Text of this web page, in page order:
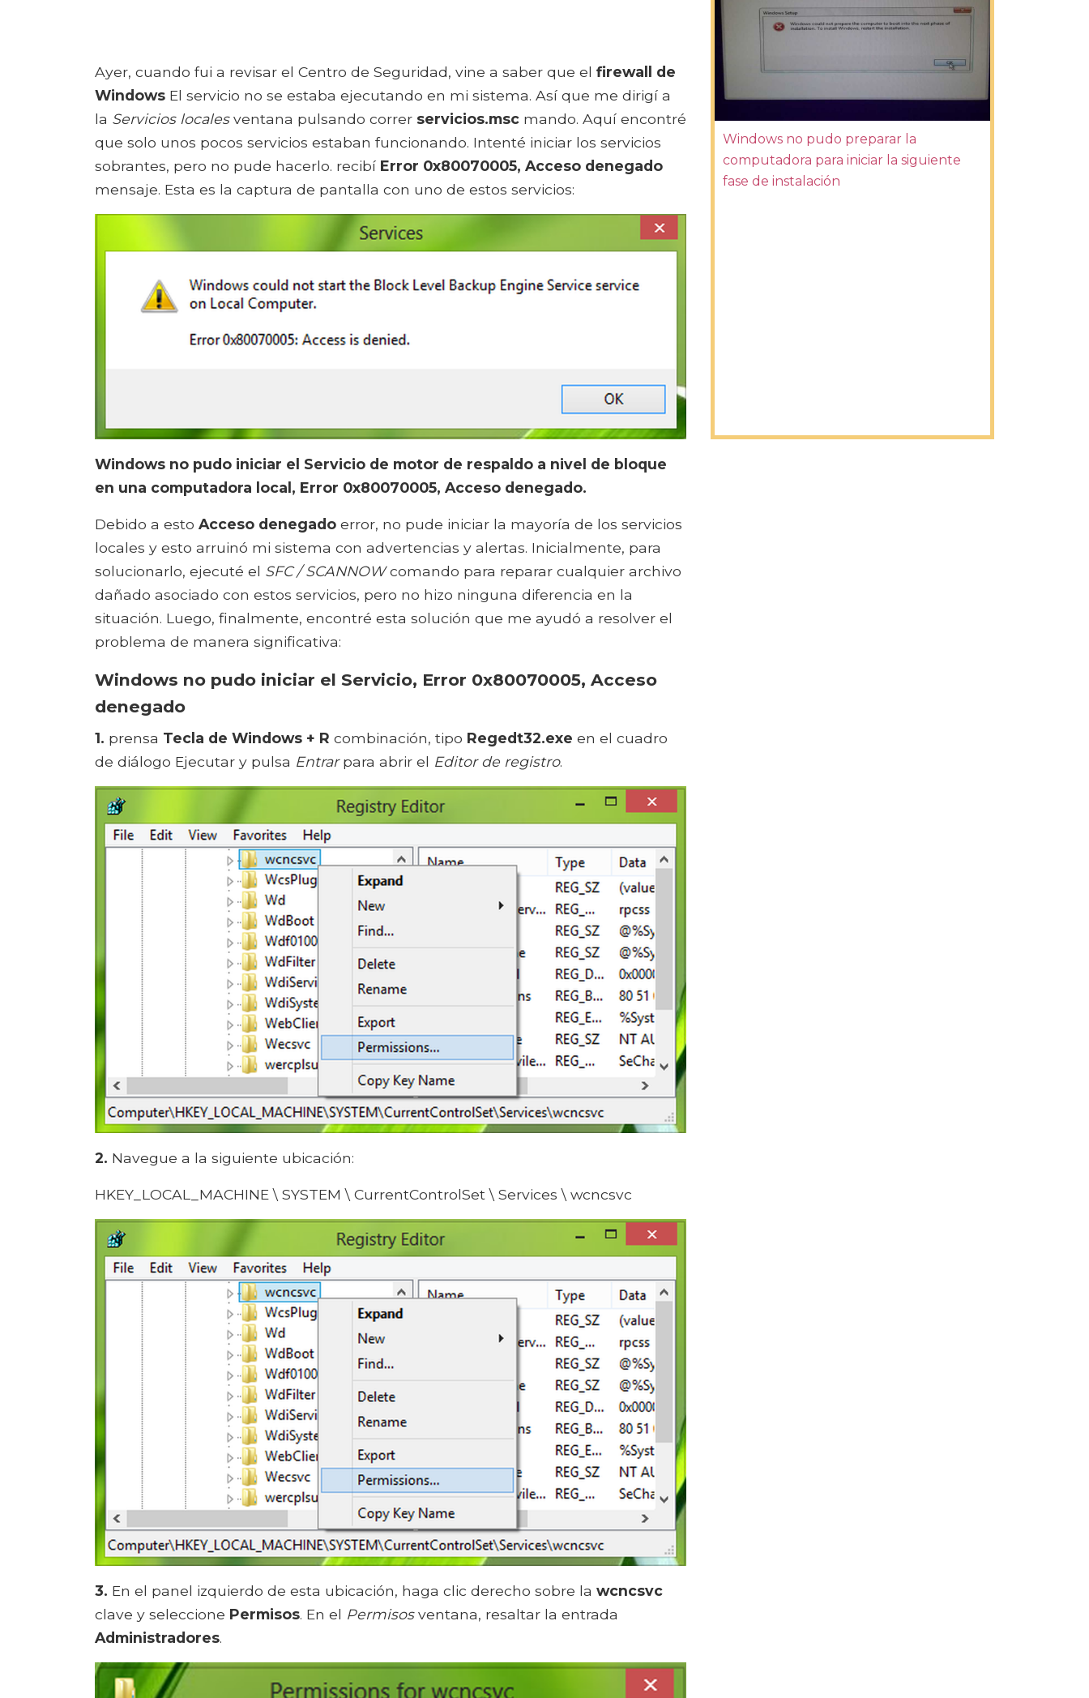
Ayer, cuando fui a revisar el Centro de Seguridad, vine a saber que el firewall de
Windows El servicio no se estaba ejecutando en mi sistema. Así que me dirigí a
la Servicios localesventana pulsando correr servicios.msc mando. Aquí encontré
que solo unos pocos servicios estaban funcionando. Intenté iniciar los servicios
sobrantes, pero no pude hacerlo. recibí Error 0x80070005, Acceso denegado
mensaje. Esta es la captura de pantalla con uno de estos servicios:
Windows no pudo iniciar el Servicio de motor de respaldo a nivel de bloque
en una computadora local, Error 0x80070005, Acceso denegado.
Debido a esto Acceso denegado error, no pude iniciar la mayoría de los servicios
locales y esto arruinó mi sistema con advertencias y alertas. Inicialmente, para
solucionarlo, ejecuté el SFC / SCANNOWcomando para reparar cualquier archivo
dañado asociado con estos servicios, pero no hizo ninguna diferencia en la
situación. Luego, finalmente, encontré esta solución que me ayudó a resolver el
problema de manera significativa:
Windows no pudo iniciar el Servicio, Error 0x80070005, Acceso
denegado
1. prensa Tecla de Windows + R combinación, tipo Regedt32.exe en el cuadro
de diálogo Ejecutar y pulsa Entrarpara abrir el Editor de registro.
2. Navegue a la siguiente ubicación:
HKEY_LOCAL_MACHINE \ SYSTEM \ CurrentControlSet \ Services \ wcncsvc
3. En el panel izquierdo de esta ubicación, haga clic derecho sobre la wcncsvc
clave y seleccione Permisos. En el Permisosventana, resaltar la entrada
Administradores.
Windows no pudo preparar la
computadora para iniciar la siguiente
fase de instalación